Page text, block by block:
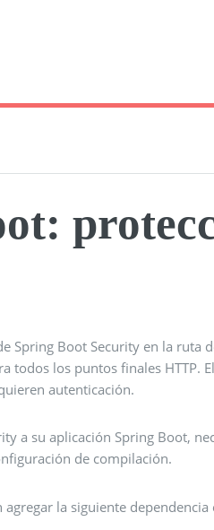
Spring Boot Security en la
todos los puntos finales HTTP.
autenticación.
a su aplicación Spring Boot,
de compilación.
la siguiente